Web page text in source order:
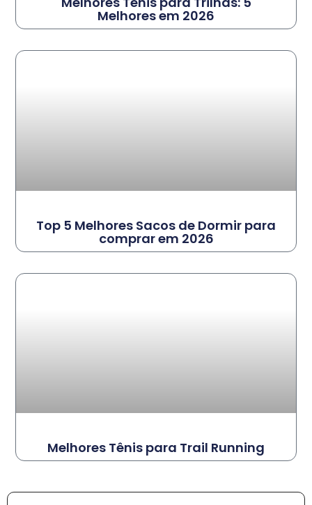
Melhores em 2026
Top 5 Melhores Sacos de Dormir para
comprar em 2026
Melhores Tênis para Trail Running